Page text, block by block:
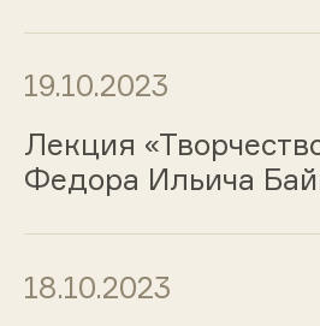
19.10.2023
Лекция
Федора Ильича
18.10.2023